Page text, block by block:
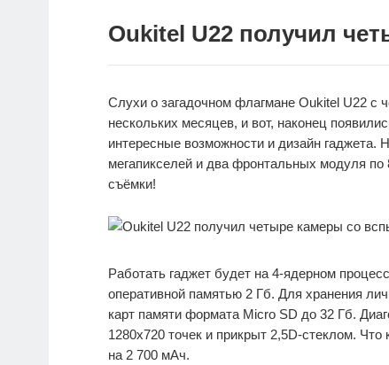
Oukitel U22 получил
Слухи о загадочном флагмане Oukitel U22 с
нескольких месяцев, и вот, наконец
интересные возможности и дизайн гаджета.
мегапикселей и два фронтальных модуля
съёмки!
Работать гаджет будет на 4-ядерном
оперативной памятью 2 Гб. Для хранения
карт памяти формата Micro SD до 32 Гб.
1280х720 точек и прикрыт 2,5D-стеклом. Что
на 2 700 мАч.